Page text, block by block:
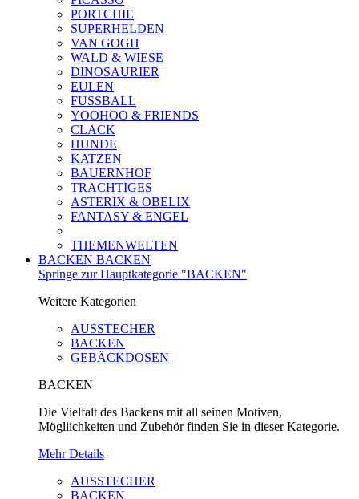
PORTCHIE
SUPERHELDEN
VAN GOGH
WALD & WIESE
DINOSAURIER
EULEN
FUSSBALL
YOOHOO & FRIENDS
CLACK
HUNDE
KATZEN
BAUERNHOF
TRACHTIGES
ASTERIX & OBELIX
FANTASY & ENGEL
THEMENWELTEN
BACKEN BACKEN
Springe zur Hauptkategorie "BACKEN"
Weitere Kategorien
AUSSTECHER
BACKEN
GEBÄCKDOSEN
BACKEN
Die Vielfalt des Backens mit all seinen Motiven,
Mögliichkeiten und Zubehör finden Sie in dieser Kategorie.
Mehr Details
AUSSTECHER
BACKEN